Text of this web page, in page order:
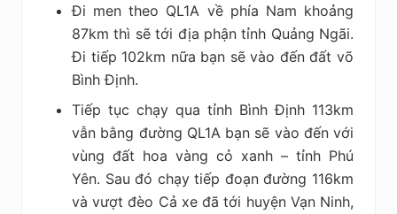
Đi men theo QL1A về phía Nam khoảng
87km thì sẽ tới địa phận tỉnh Quảng Ngãi.
Đi tiếp 102km nữa bạn sẽ vào đến đất võ
Bình Định.
Tiếp tục chạy qua tỉnh Bình Định 113km
vẫn bằng đường QL1A bạn sẽ vào đến với
vùng đất hoa vàng cỏ xanh – tỉnh Phú
Yên. Sau đó chạy tiếp đoạn đường 116km
và vượt đèo Cả xe đã tới huyện Vạn Ninh,